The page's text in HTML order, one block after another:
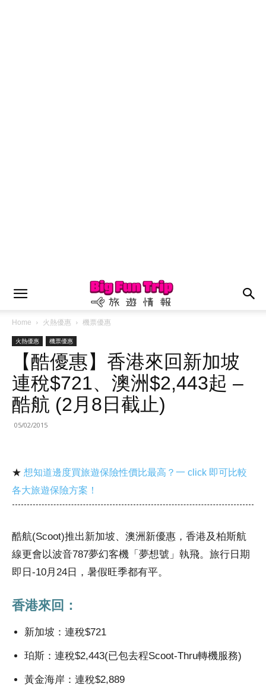
Home 火熱優惠 機票優惠
火熱優惠 機票優惠
【酷優惠】香港來回新加坡
連稅$721、澳洲$2,443起 –
酷航 (2月8日截止)
05/02/2015
★ 想知道邊度買旅遊保險性價比最高？一 click 即可比較
各大旅遊保險方案！
酷航(Scoot)推出新加坡、澳洲新優惠，香港及柏斯航
線更會以波音787夢幻客機「夢想號」執飛。旅行日期
即日-10月24日，暑假旺季都有平。
香港來回：
新加坡：連稅$721
珀斯：連稅$2,443(已包去程Scoot-Thru轉機服務)
黃金海岸：連稅$2,889